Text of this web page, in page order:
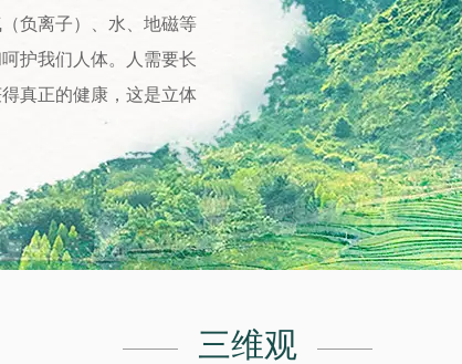
负离子）、水、地磁等
护我们人体。人需要长
真正的健康，这是立体
三维观